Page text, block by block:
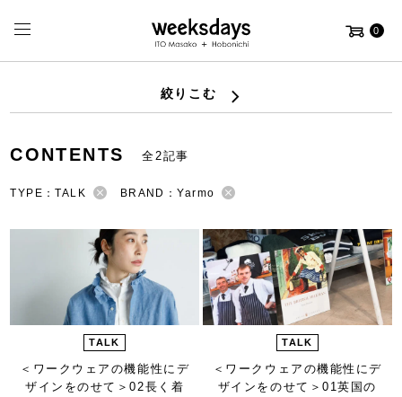
0
絞りこむ
CONTENTS 全2記事
TYPE：TALK BRAND：Yarmo
TALK
＜ワークウェアの機能性にデ
ザインをのせて＞02長く着
TALK
＜ワークウェアの機能性にデ
ザインをのせて＞01英国の